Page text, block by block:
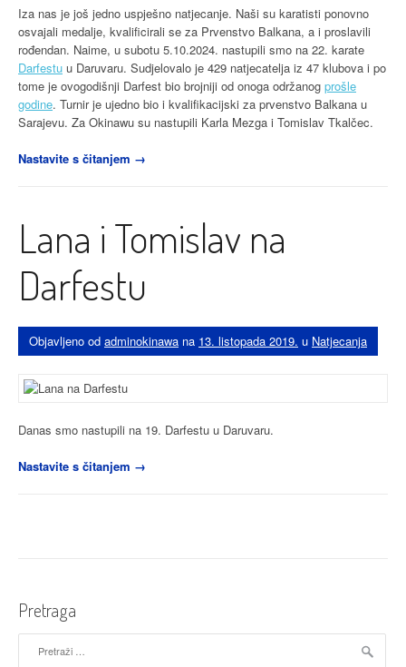
Iza nas je još jedno uspješno natjecanje. Naši su karatisti ponovno
osvajali medalje, kvalificirali se za Prvenstvo Balkana, a i proslavili
rođendan. Naime, u subotu 5.10.2024. nastupili smo na 22. karate
Darfestu u Daruvaru. Sudjelovalo je 429 natjecatelja iz 47 klubova i po
tome je ovogodišnji Darfest bio brojniji od onoga održanog prošle
godine. Turnir je ujedno bio i kvalifikacijski za prvenstvo Balkana u
Sarajevu. Za Okinawu su nastupili Karla Mezga i Tomislav Tkalčec.
Nastavite s čitanjem “Karla
poklonila
zlato,
izborio
Sarajevo”
→
Lana i Tomislav na
Darfestu
Objavljeno od adminokinawa na 13. listopada 2019. u Natjecanja
Danas smo nastupili na 19. Darfestu u Daruvaru.
Nastavite s čitanjem “Lana
→
Pretraga